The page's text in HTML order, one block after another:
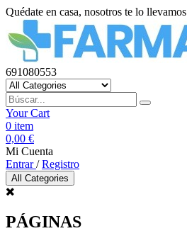
Quédate en casa, nosotros te lo llevamos
691080553
Your Cart
0 item
0,00 €
Mi Cuenta
Entrar/Registro
All Categories
PÁGINAS